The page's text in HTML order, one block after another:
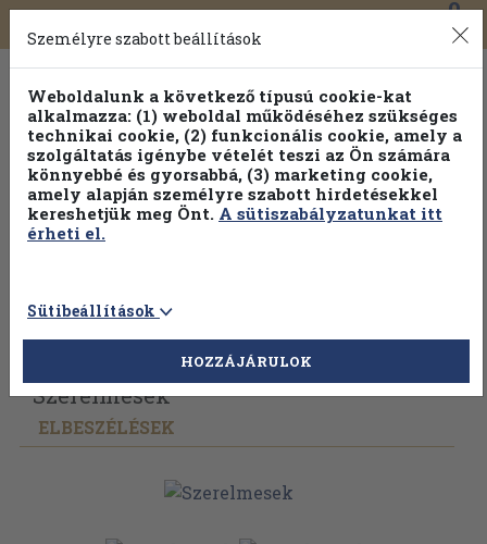
Toggle
navigation
0
Válogasson több mint 1.000.000 kiadványunk közül
100% kedvezménnyel!
Vissza az előző oldalra Válasszon példányt
Szerelmesek
ELBESZÉLÉSEK
Személyre szabott beállítások
Weboldalunk a következő típusú cookie-kat
alkalmazza: (1) weboldal működéséhez szükséges
technikai cookie, (2) funkcionális cookie, amely a
szolgáltatás igénybe vételét teszi az Ön számára
könnyebbé és gyorsabbá, (3) marketing cookie,
amely alapján személyre szabott hirdetésekkel
kereshetjük meg Önt. A sütiszabályzatunkat itt
érheti el.
Sütibeállítások
HOZZÁJÁRULOK